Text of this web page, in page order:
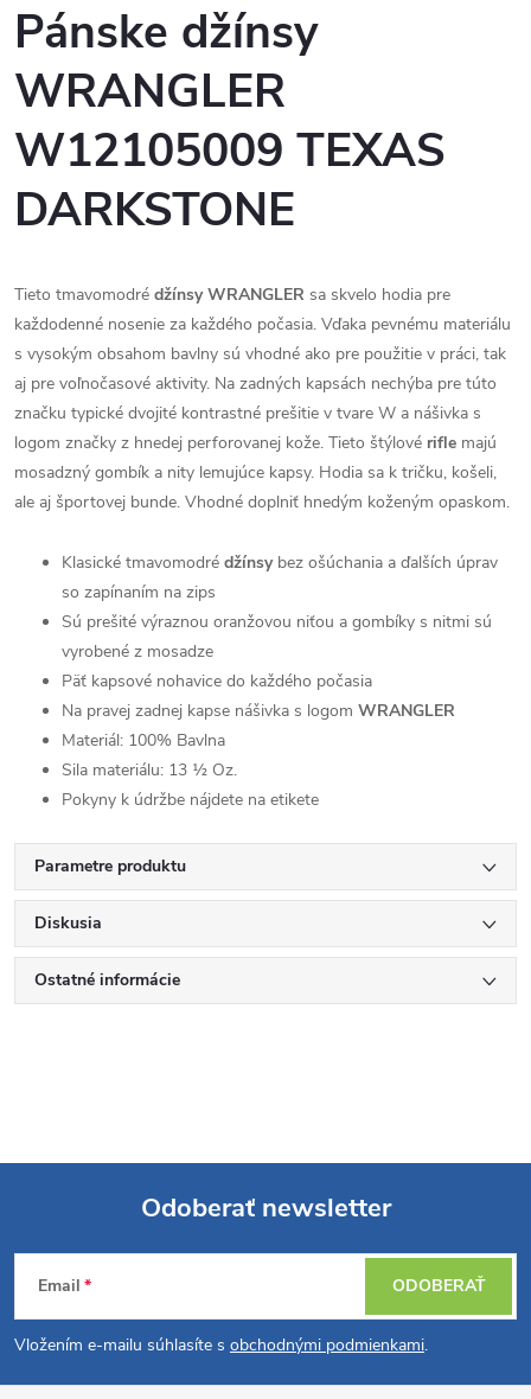
Pánske džínsy
WRANGLER
W12105009 TEXAS
DARKSTONE
Tieto tmavomodré džínsy WRANGLER sa skvelo hodia pre
každodenné nosenie za každého počasia. Vďaka pevnému materiálu
s vysokým obsahom bavlny sú vhodné ako pre použitie v práci, tak
aj pre voľnočasové aktivity. Na zadných kapsách nechýba pre túto
značku typické dvojité kontrastné prešitie v tvare W a nášivka s
logom značky z hnedej perforovanej kože. Tieto štýlové rifle majú
mosadzný gombík a nity lemujúce kapsy. Hodia sa k tričku, košeli,
ale aj športovej bunde. Vhodné doplniť hnedým koženým opaskom.
Klasické tmavomodré džínsybez ošúchania a ďalších úprav
so zapínaním na zips
Sú prešité výraznou oranžovou niťou a gombíky s nitmi sú
vyrobené z mosadze
Päť kapsové nohavice do každého počasia
Na pravej zadnej kapse nášivka s logom WRANGLER
Materiál: 100% Bavlna
Sila materiálu: 13 ½ Oz.
Pokyny k údržbe nájdete na etikete
Parametre produktu
Diskusia
Ostatné informácie
Z
á
p
Odoberať newsletter
Email
Vložením e-mailu súhlasíte s obchodnými podmienkami.
ODOBERAŤ